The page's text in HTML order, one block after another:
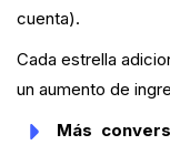
cuenta).
Cada estrella
un aumento de
Más